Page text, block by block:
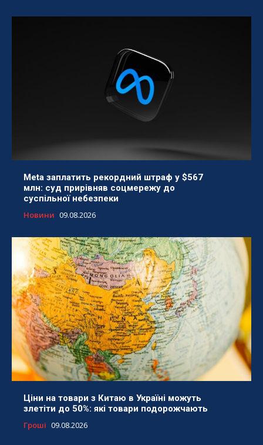
Meta заплатить рекордний штраф у $567
млн: суд прирівняв соцмережу до
суспільної небезпеки
Новини 09.08.2026
Ціни на товари з Китаю в Україні можуть
злетіти до 50%: які товари подорожчають
Гроші 09.08.2026